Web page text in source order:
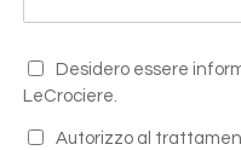
Desidero essere
LeCrociere.
Autorizzo al